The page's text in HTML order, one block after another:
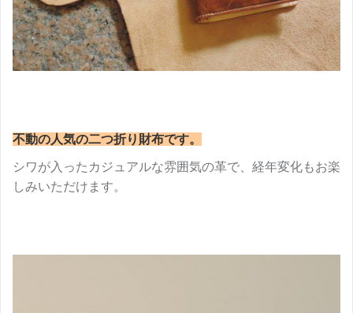
不動の人気の二つ折り財布です。
シワが入ったカジュアルな雰囲気の革で、経年変化もお楽
しみいただけます。